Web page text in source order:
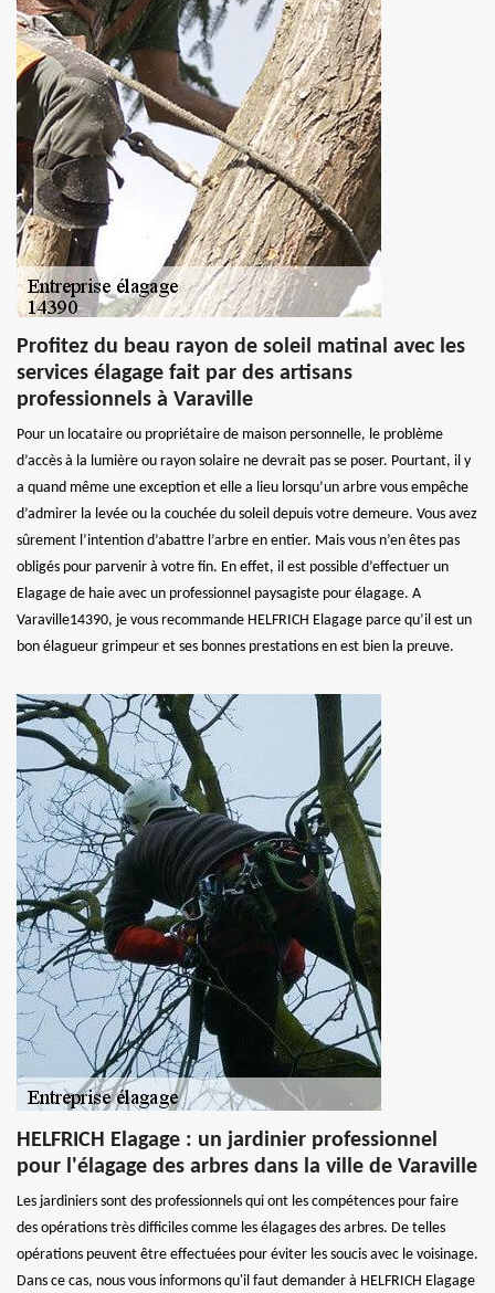
Profitez du beau rayon de soleil matinal avec les
services élagage fait par des artisans
professionnels à Varaville
Pour un locataire ou propriétaire de maison personnelle, le problème
d’accès à la lumière ou rayon solaire ne devrait pas se poser. Pourtant, il y
a quand même une exception et elle a lieu lorsqu’un arbre vous empêche
d’admirer la levée ou la couchée du soleil depuis votre demeure. Vous avez
sûrement l’intention d’abattre l’arbre en entier. Mais vous n’en êtes pas
obligés pour parvenir à votre fin. En effet, il est possible d’effectuer un
Elagage de haie avec un professionnel paysagiste pour élagage. A
Varaville14390, je vous recommande HELFRICH Elagage parce qu’il est un
bon élagueur grimpeur et ses bonnes prestations en est bien la preuve.
HELFRICH Elagage : un jardinier professionnel
pour l'élagage des arbres dans la ville de Varaville
Les jardiniers sont des professionnels qui ont les compétences pour faire
des opérations très difficiles comme les élagages des arbres. De telles
opérations peuvent être effectuées pour éviter les soucis avec le voisinage.
Dans ce cas, nous vous informons qu'il faut demander à HELFRICH Elagage